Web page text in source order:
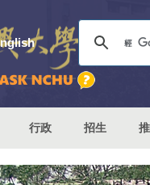
行政 招生